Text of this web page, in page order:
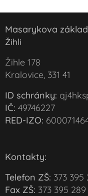
Masarykova
Žihli
Žihle 178
Kralovice, 331 41
ID schránky:
IČ: 49746227
RED-IZO:
Kontakty:
Telefon ZŠ: 373 395
Fax ZŠ: 373 395 289